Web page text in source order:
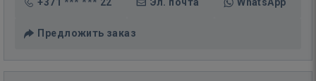
Предложить заказ